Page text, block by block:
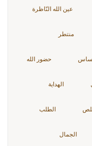
عين الله النّاظرة
منتطر
حضور الله
الهداية
الطلب
الجمال